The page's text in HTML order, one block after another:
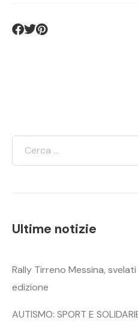
Ultime notizie
Rally Tirreno Messina,
edizione
AUTISMO: SPORT E